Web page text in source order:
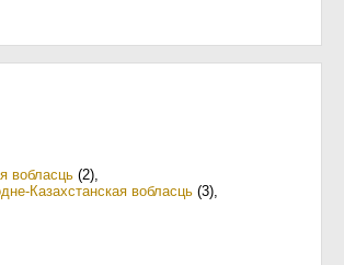
вобласць (2),
Казахстанская вобласць (3),